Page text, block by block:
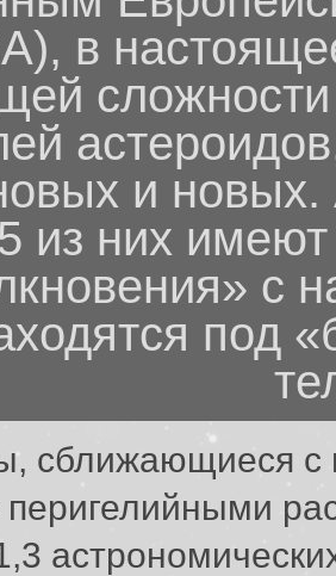
в
и новых.
из них
с
под
сближающиеся с
перигелийными